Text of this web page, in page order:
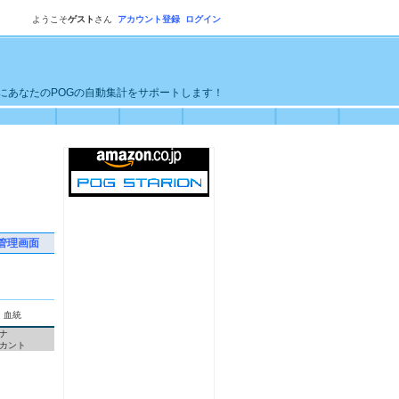
ようこそゲスト さん アカウント登録 ログイン
なたのPOGの自動集計をサポートします！
理画面
血統
ント